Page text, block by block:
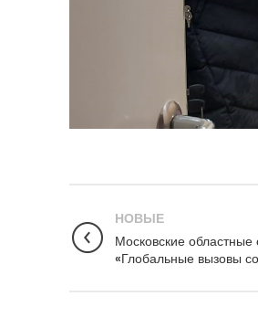
НОВЫЕ
Московские
«Глобальные вызовы